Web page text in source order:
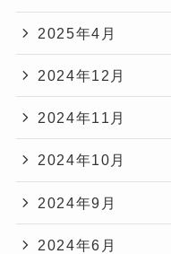
2025年4月
2024年12月
2024年11月
2024年10月
2024年9月
2024年6月